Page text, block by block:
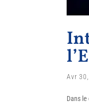
Avr
Dans